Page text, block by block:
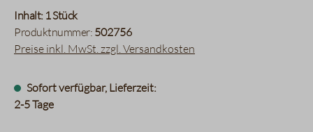
Inhalt: 1 Stück
Produktnummer: 502756
Preise inkl. MwSt. zzgl. Versandkosten
Sofort verfügbar, Lieferzeit:
2-5 Tage